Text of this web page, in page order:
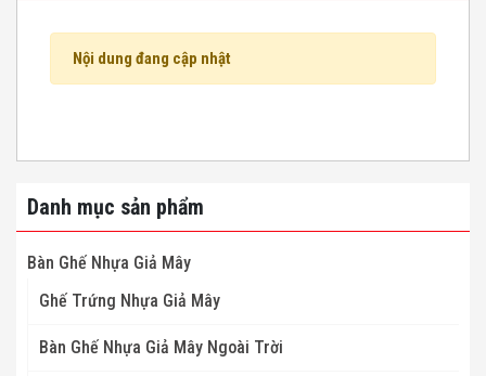
Nội dung đang cập nhật
Danh mục sản phẩm
Bàn Ghế Nhựa Giả Mây
Ghế Trứng Nhựa Giả Mây
Bàn Ghế Nhựa Giả Mây Ngoài Trời